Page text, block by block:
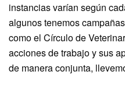
instancias varían según
algunos tenemos
como el Círculo de
acciones de trabajo y sus
de manera conjunta,